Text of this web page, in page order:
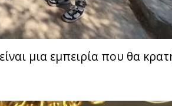
μια εμπειρία που θα